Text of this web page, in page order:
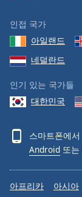
인접 국가
아일랜드
네덜란드
인기 있는 국가들
대한민국
스마트폰에서
Android 또는
아프리카 아시아